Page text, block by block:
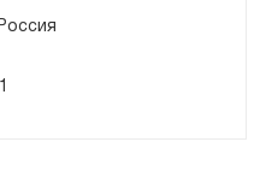
Россия